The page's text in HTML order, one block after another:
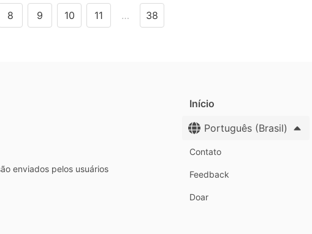
8 9 10 11 … 38
enviados pelos usuários
Início
Português (Brasil)
Contato
Feedback
Doar